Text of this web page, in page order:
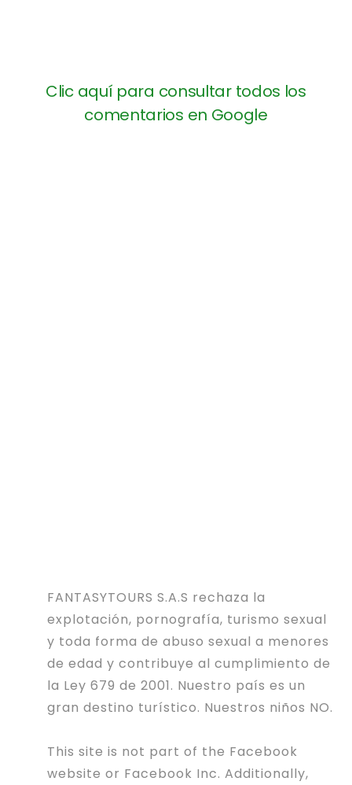
Clic aquí para consultar todos los
comentarios en Google
FANTASYTOURS S.A.S rechaza la
explotación, pornografía, turismo sexual
y toda forma de abuso sexual a menores
de edad y contribuye al cumplimiento de
la Ley 679 de 2001. Nuestro país es un
gran destino turístico. Nuestros niños NO.
This site is not part of the Facebook
website or Facebook Inc. Additionally,